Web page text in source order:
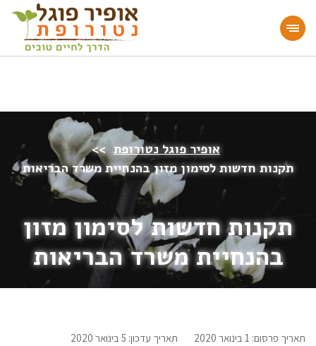
מעוניינים להעמיק או להתחיל דרך חיים בריאה?
הצטרפו לאתר!
אופיר פוגל נטורופת >>
תקנות חדשות לסימון מזון בהנחיית משרד הבריאות
תקנות חדשות לסימון מזון
בהנחיית משרד הבריאות
תאריך פרסום: 1 בינואר 2020 תאריך עדכון: 5 בינואר 2020